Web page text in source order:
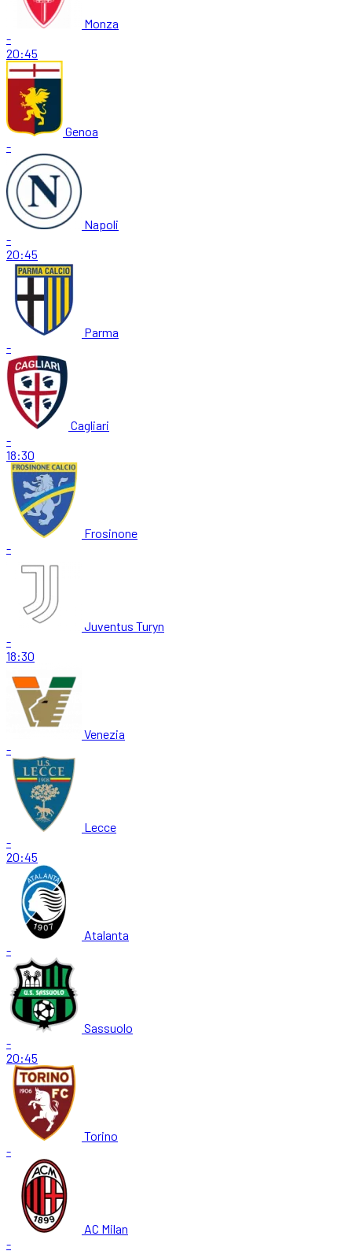
Monza
-
20:45
Genoa
-
Napoli
-
20:45
Parma
-
Cagliari
-
18:30
Frosinone
-
Juventus Turyn
-
18:30
Venezia
-
Lecce
-
20:45
Atalanta
-
Sassuolo
-
20:45
Torino
-
AC Milan
-